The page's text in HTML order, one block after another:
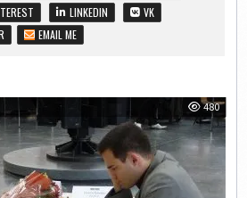
LINKEDIN
VK
EMAIL ME
480